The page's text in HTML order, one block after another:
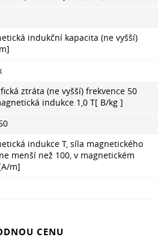
indukční kapacita (ne vyšší)
ztráta (ne vyšší) frekvence 50
indukce 1,0 Т[ B/kg ]
indukce T, síla magnetického
menší než 100, v magnetickém
m]
CENU